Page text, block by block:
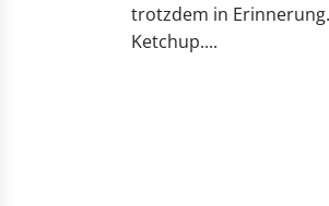
trotzdem in
Ketchup....